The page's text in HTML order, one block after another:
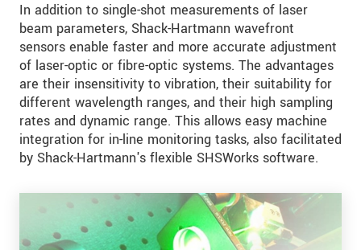
In addition to single-shot measurements of laser
beam parameters, Shack-Hartmann wavefront
sensors enable faster and more accurate adjustment
of laser-optic or fibre-optic systems. The advantages
are their insensitivity to vibration, their suitability for
different wavelength ranges, and their high sampling
rates and dynamic range. This allows easy machine
integration for in-line monitoring tasks, also facilitated
by Shack-Hartmann's flexible SHSWorks software.